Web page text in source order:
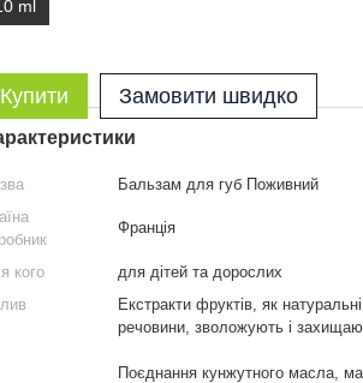
ml
Купити Замовити швидко
Бальзам для губ Поживний
Франція
кого
для дітей та дорослих
Екстракти фруктів, як
речовини, зволожують і
Поєднання кунжутного масла,